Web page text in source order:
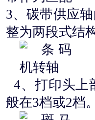
3、碳带供应
整为两段式结
4、打印头上
般在3档或2档